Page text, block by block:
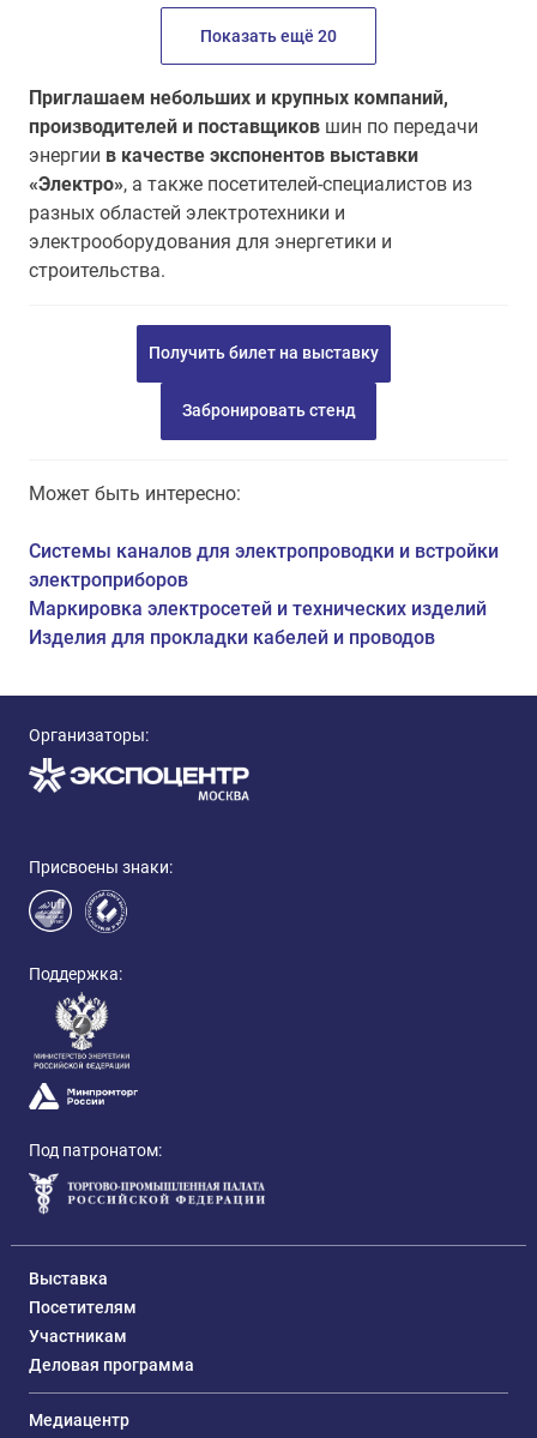
Показать ещё 20
Приглашаем небольших и крупных компаний,
производителей и поставщиков шин по передачи
энергии в качестве экспонентов выставки
«Электро», а также посетителей-специалистов из
разных областей электротехники и
электрооборудования для энергетики и
строительства.
Получить билет на выставку
Забронировать стенд
Может быть интересно:
Системы каналов для электропроводки и встройки
электроприборов
Маркировка электросетей и технических изделий
Изделия для прокладки кабелей и проводов
Организаторы:
Присвоены знаки:
Поддержка:
Под патронатом:
Выставка
Посетителям
Участникам
Деловая программа
Медиацентр